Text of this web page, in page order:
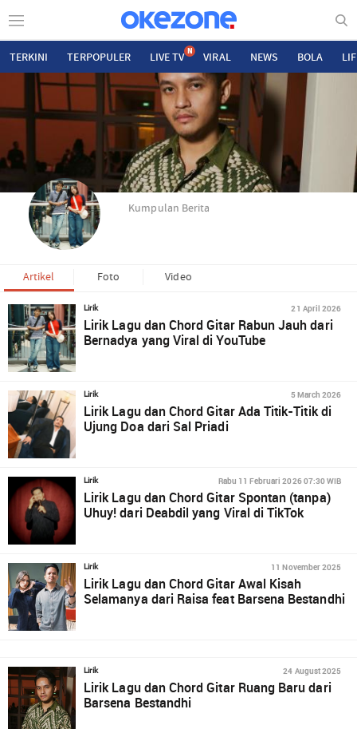
TERKINI TERPOPULER LIVE TV N VIRAL NEWS BOLA
Kumpulan Berita
Artikel Foto Video
Lirik 21 April 2026
Lirik Lagu dan Chord Gitar Rabun Jauh dari
Bernadya yang Viral di YouTube
Lirik 5 March 2026
Lirik Lagu dan Chord Gitar Ada Titik-Titik di
Ujung Doa dari Sal Priadi
Lirik Rabu 11 Februari 2026 07:30 WIB
Lirik Lagu dan Chord Gitar Spontan (tanpa)
Uhuy! dari Deabdil yang Viral di TikTok
Lirik 11 November 2025
Lirik Lagu dan Chord Gitar Awal Kisah
Selamanya dari Raisa feat Barsena Bestandhi
Lirik 24 August 2025
Lirik Lagu dan Chord Gitar Ruang Baru dari
Barsena Bestandhi